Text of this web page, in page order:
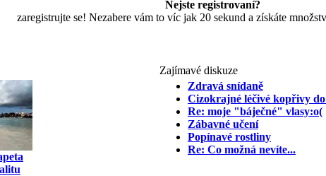
Nejste registrovaní?
zaregistrujte se! Nezabere vám to víc jak 20 sekund a získáte
Zajímavé diskuze
Zdravá snídaně
Cizokrajné léčivé kopřivy
Re: moje "báječné" vlasy:o(
Zábavné učení
Popínavé rostliny
Re: Co možná nevíte...